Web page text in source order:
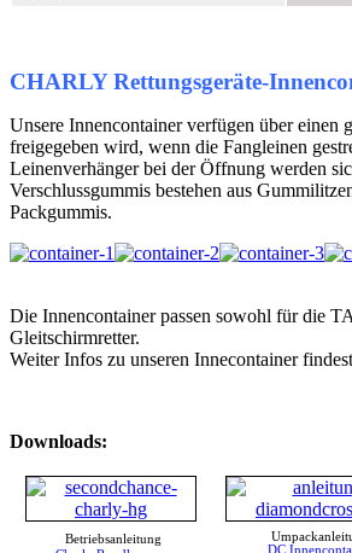
CHARLY Rettungsgeräte-
Unsere Innencontainer verfügen über einen
freigegeben wird, wenn die Fangleinen
Leinenverhänger bei der Öffnung werden
Verschlussgummis bestehen aus
Packgummis.
Die Innencontainer passen sowohl für die
Gleitschirmretter.
Weiter Infos zu unseren Innecontainer
Downloads:
Betriebsanleitung
DC